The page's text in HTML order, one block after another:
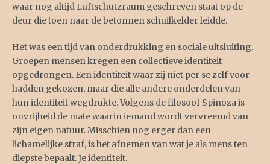
waar nog altijd Luftschutzraum geschreven staat op de
deur die toen naar de betonnen schuilkelder leidde.
Het was een tijd van onderdrukking en sociale uitsluiting.
Groepen mensen kregen een collectieve identiteit
opgedrongen. Een identiteit waar zij niet per se zelf voor
hadden gekozen, maar die alle andere onderdelen van
hun identiteit wegdrukte. Volgens de filosoof Spinoza is
onvrijheid de mate waarin iemand wordt vervreemd van
zijn eigen natuur. Misschien nog erger dan een
lichamelijke straf, is het afnemen van wat je als mens ten
diepste bepaalt. Je identiteit.